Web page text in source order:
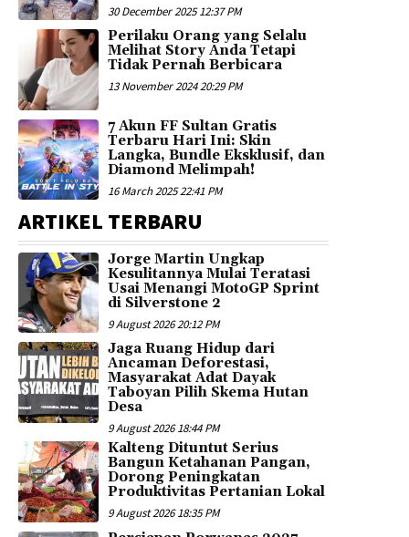
30 December 2025 12:37 PM
Perilaku Orang yang Selalu
Melihat Story Anda Tetapi
Tidak Pernah Berbicara
13 November 2024 20:29 PM
7 Akun FF Sultan Gratis
Terbaru Hari Ini: Skin
Langka, Bundle Eksklusif, dan
Diamond Melimpah!
16 March 2025 22:41 PM
ARTIKEL TERBARU
Jorge Martin Ungkap
Kesulitannya Mulai Teratasi
Usai Menangi MotoGP Sprint
di Silverstone 2
9 August 2026 20:12 PM
Jaga Ruang Hidup dari
Ancaman Deforestasi,
Masyarakat Adat Dayak
Taboyan Pilih Skema Hutan
Desa
9 August 2026 18:44 PM
Kalteng Dituntut Serius
Bangun Ketahanan Pangan,
Dorong Peningkatan
Produktivitas Pertanian Lokal
9 August 2026 18:35 PM